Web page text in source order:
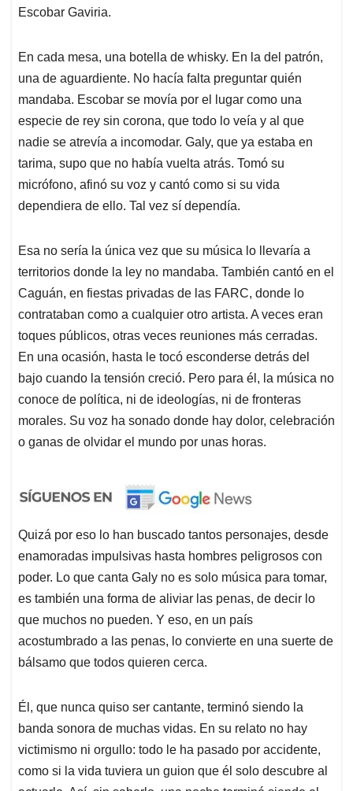
Escobar Gaviria.
En cada mesa, una botella de whisky. En la del patrón,
una de aguardiente. No hacía falta preguntar quién
mandaba. Escobar se movía por el lugar como una
especie de rey sin corona, que todo lo veía y al que
nadie se atrevía a incomodar. Galy, que ya estaba en
tarima, supo que no había vuelta atrás. Tomó su
micrófono, afinó su voz y cantó como si su vida
dependiera de ello. Tal vez sí dependía.
Esa no sería la única vez que su música lo llevaría a
territorios donde la ley no mandaba. También cantó en el
Caguán, en fiestas privadas de las FARC, donde lo
contrataban como a cualquier otro artista. A veces eran
toques públicos, otras veces reuniones más cerradas.
En una ocasión, hasta le tocó esconderse detrás del
bajo cuando la tensión creció. Pero para él, la música no
conoce de política, ni de ideologías, ni de fronteras
morales. Su voz ha sonado donde hay dolor, celebración
o ganas de olvidar el mundo por unas horas.
Quizá por eso lo han buscado tantos personajes, desde
enamoradas impulsivas hasta hombres peligrosos con
poder. Lo que canta Galy no es solo música para tomar,
es también una forma de aliviar las penas, de decir lo
que muchos no pueden. Y eso, en un país
acostumbrado a las penas, lo convierte en una suerte de
bálsamo que todos quieren cerca.
Él, que nunca quiso ser cantante, terminó siendo la
banda sonora de muchas vidas. En su relato no hay
victimismo ni orgullo: todo le ha pasado por accidente,
como si la vida tuviera un guion que él solo descubre al